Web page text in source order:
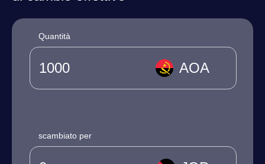
Quantità
AOA
scambiato per